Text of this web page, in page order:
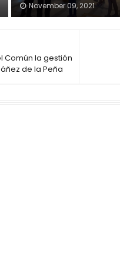
November 09, 2021
Común la gestión
de la Peña